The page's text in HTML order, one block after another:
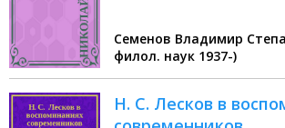
Семенов Владимир
филол. наук 1937-)
Н. С. Лесков в